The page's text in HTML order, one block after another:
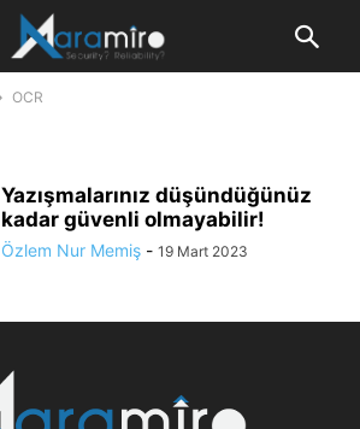
OCR
Yazışmalarınız düşündüğünüz
kadar güvenli olmayabilir!
Özlem Nur Memiş - 19 Mart 2023